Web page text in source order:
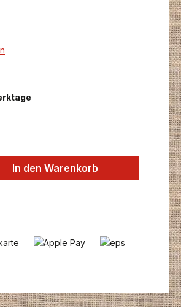
gewünschten Wert
In den Warenkorb